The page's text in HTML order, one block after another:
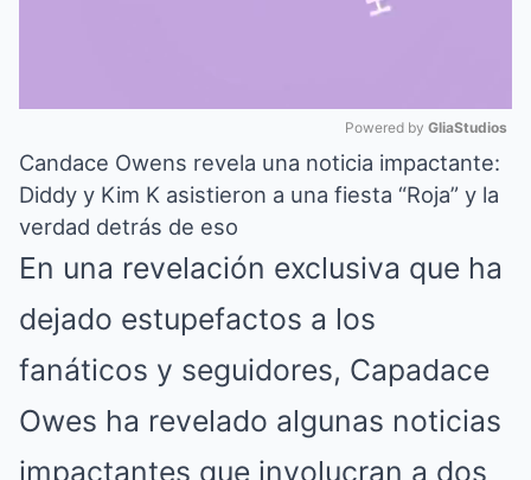
Mute
Powered by GliaStudios
Candace Owens revela una noticia impactante:
Diddy y Kim K asistieron a una fiesta “Roja” y la
verdad detrás de eso
En una revelación exclusiva que ha
dejado estupefactos a los
fanáticos y seguidores, Capadace
Owes ha revelado algunas noticias
impactantes que involucran a dos